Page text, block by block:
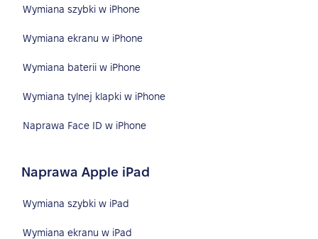
Wymiana szybki w iPhone
Wymiana ekranu w iPhone
Wymiana baterii w iPhone
Wymiana tylnej klapki w iPhone
Naprawa Face ID w iPhone
Naprawa Apple iPad
Wymiana szybki w iPad
Wymiana ekranu w iPad